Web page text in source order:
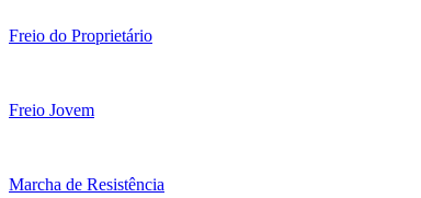
Freio do Proprietário
Freio Jovem
Marcha de Resistência